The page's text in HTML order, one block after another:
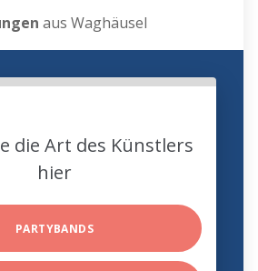
aus Waghäusel
die Art des Künstlers
hier
PARTYBANDS